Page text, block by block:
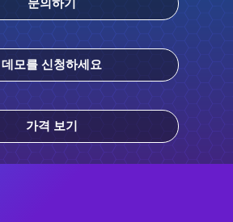
문의하기
데모를 신청하세요
가격 보기